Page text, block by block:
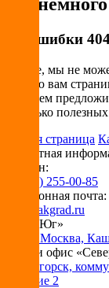
Код ошибки
Похоже, мы не
нужную вам
но можем
несколько
Главная страница
Контактная
Телефон:
+7 (495) 255-00-85
Электронная почта:
info@pakgrad.ru
Офис «Юг»
115230 Москва,
Склад и офис
Красногорск,
владение 2